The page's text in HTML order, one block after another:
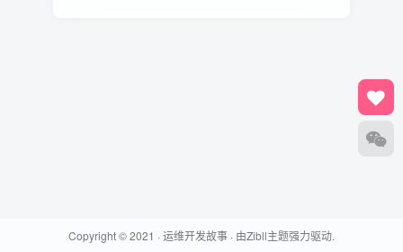
Copyright © 2021 · 运维开发故事 · 由Zibll主题强力驱动.